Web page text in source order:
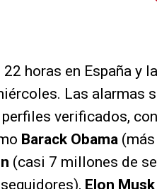
horas en España y
Las alarmas
verificados,
Barack Obama
(casi 7 millones de
Elon Musk